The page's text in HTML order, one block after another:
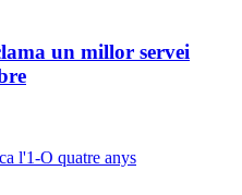
un millor servei